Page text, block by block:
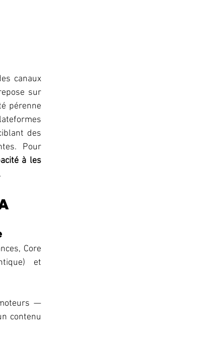
canaux
sur
pérenne
des
Pour
à les
Core
—
contenu